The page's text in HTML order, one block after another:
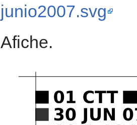
junio2007.svg
Afiche.